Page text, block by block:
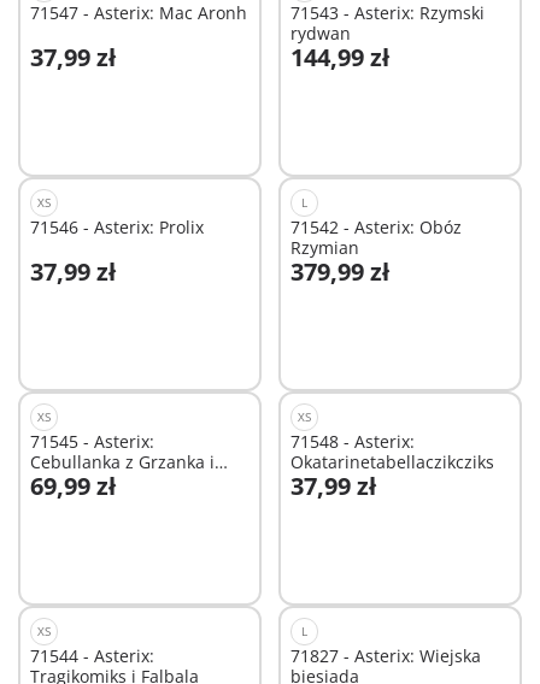
71547 - Asterix: Mac Aronh
37,99 zł
Dodaj do koszyka
71543 - Asterix: Rzymski
rydwan
144,99 zł
Dodaj do koszyka
XS
71546 - Asterix: Prolix
37,99 zł
Dodaj do koszyka
L
71542 - Asterix: Obóz
Rzymian
379,99 zł
Dodaj do koszyka
XS
71545 - Asterix:
Cebullanka z Grzanka i
Pepe
69,99 zł
Dodaj do koszyka
XS
71548 - Asterix:
Okatarinetabellaczikcziks
37,99 zł
Dodaj do koszyka
XS
71544 - Asterix:
Tragikomiks i Falbala
L
71827 - Asterix: Wiejska
biesiada